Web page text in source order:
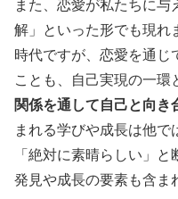
また、恋愛が私たちに
解」といった形でも現れ
時代ですが、恋愛を通じ
ことも、自己実現の一環
関係を通して自己と向き
まれる学びや成長は他
「絶対に素晴らしい」
発見や成長の要素も含ま